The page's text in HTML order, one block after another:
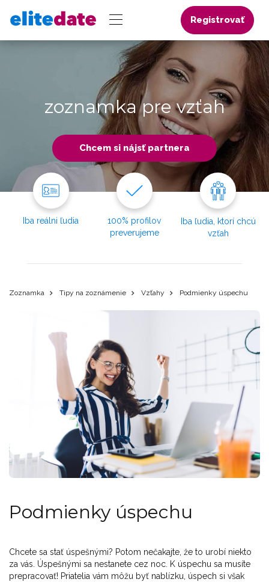
Registrovať
zoznamka pre vzťah
Chcem si nájsť partnera
Iba reálni ľudia
100% profilov
preverujeme
Iba ľudia, ktorí chcú
vzťah
Zoznamka Tipy na zoznámenie Vzťahy Podmienky úspechu
Podmienky úspechu
Chcete sa stať úspešnými? Potom nečakajte, že to urobí niekto
za vás. Úspešnými sa nestanete cez noc. K úspechu sa musíte
prepracovať! Priatelia vám môžu byť nablízku, úspech si však